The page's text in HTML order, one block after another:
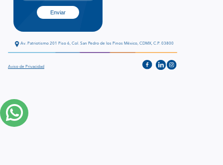
Av. Patriotismo 201 Piso 6, Col. San Pedro de los Pinos México, CDMX, C.P. 03800
Aviso de Privacidad